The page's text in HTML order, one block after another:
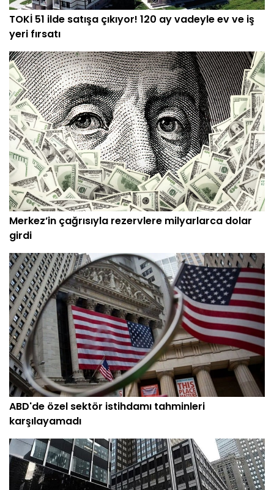
TOKİ 51 ilde satışa çıkıyor! 120 ay vadeyle ev ve iş
yeri fırsatı
Merkez’in çağrısıyla rezervlere milyarlarca dolar
girdi
ABD'de özel sektör istihdamı tahminleri
karşılayamadı